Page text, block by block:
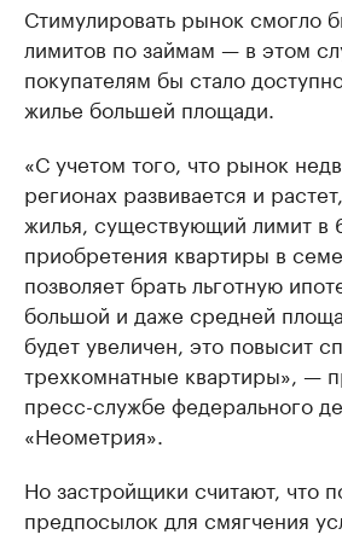
Стимулировать рынок смогло
лимитов по займам — в этом
покупателям бы стало
жилье большей площади.
«С учетом того, что рынок
регионах развивается и
жилья, существующий лимит в
приобретения квартиры в
позволяет брать льготную
большой и даже средней
будет увеличен, это повысит
трехкомнатные квартиры», —
пресс-службе федерального
«Неометрия».
Но застройщики считают, что
предпосылок для смягчения